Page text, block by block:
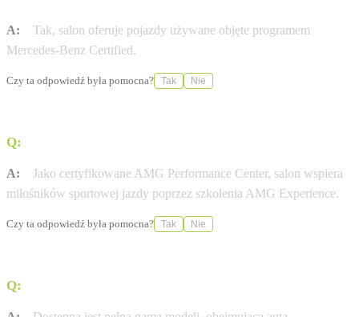
A:
Tak, salon oferuje pojazdy używane objęte programem
Mercedes-Benz Certified.
Czy ta odpowiedź była pomocna? Tak Nie
Q:
A:
Jako certyfikowane AMG Performance Center, salon wspiera
miłośników sportowej jazdy poprzez szkolenia AMG Experience.
Czy ta odpowiedź była pomocna? Tak Nie
Q: